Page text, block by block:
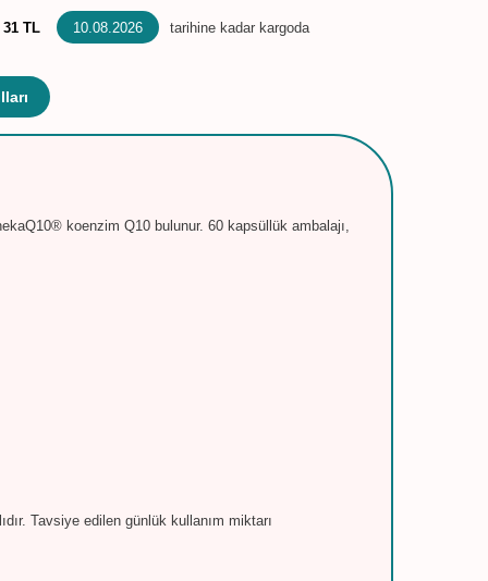
31 TL 10.08.2026 tarihine kadar kargoda
koenzim Q10 bulunur. 60 kapsüllük ambalajı,
Tavsiye edilen günlük kullanım miktarı